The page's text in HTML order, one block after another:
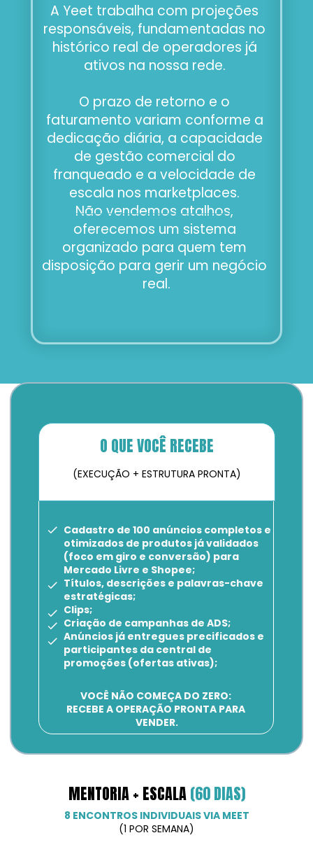
A Yeet trabalha com projeções
responsáveis, fundamentadas no
histórico real de operadores já
ativos na nossa rede.
O prazo de retorno e o
faturamento variam conforme a
dedicação diária, a capacidade
de gestão comercial do
franqueado e a velocidade de
escala nos marketplaces.
Não vendemos atalhos,
oferecemos um sistema
organizado para quem tem
disposição para gerir um negócio
real.
MENTORIA + ESCALA (60 DIAS)
O QUE VOCÊ RECEBE
8 ENCONTROS INDIVIDUAIS VIA MEET
(1 POR SEMANA)
(EXECUÇÃO + ESTRUTURA PRONTA)
Cadastro de 100 anúncios completos e
otimizados de produtos já validados
(foco em giro e conversão) para
Mercado Livre e Shopee;
Títulos, descrições e palavras-chave
estratégicas;
Clips;
Criação de campanhas de ADS;
Anúncios já entregues precificados e
participantes da central de
promoções (ofertas ativas);
VOCÊ NÃO COMEÇA DO ZERO:
RECEBE A OPERAÇÃO PRONTA PARA
VENDER.